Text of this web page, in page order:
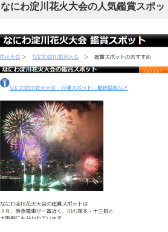
なにわ淀川花火大会の人気鑑賞スポッ